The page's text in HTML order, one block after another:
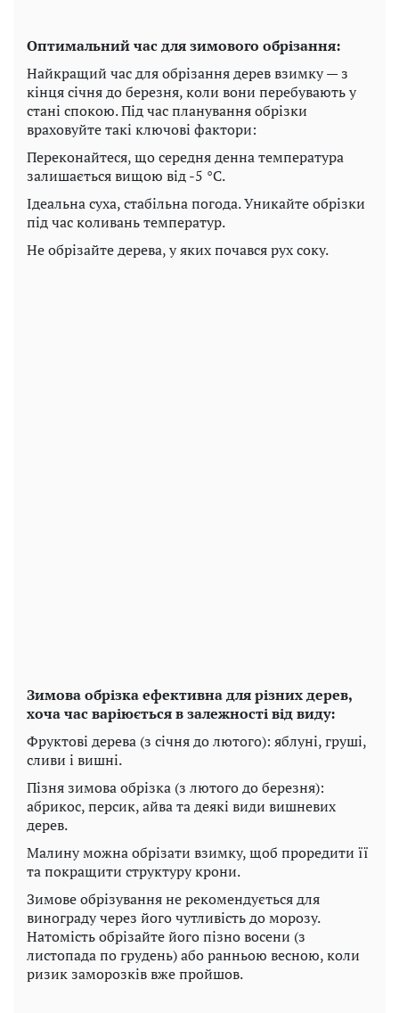
Оптимальний час для зимового обрізання:
Найкращий час для обрізання дерев взимку — з
кінця січня до березня, коли вони перебувають у
стані спокою. Під час планування обрізки
враховуйте такі ключові фактори:
Переконайтеся, що середня денна температура
залишається вищою від -5 °C.
Ідеальна суха, стабільна погода. Уникайте обрізки
під час коливань температур.
Не обрізайте дерева, у яких почався рух соку.
Зимова обрізка ефективна для різних дерев,
хоча час варіюється в залежності від виду:
Фруктові дерева (з січня до лютого): яблуні, груші,
сливи і вишні.
Пізня зимова обрізка (з лютого до березня):
абрикос, персик, айва та деякі види вишневих
дерев.
Малину можна обрізати взимку, щоб проредити її
та покращити структуру крони.
Зимове обрізування не рекомендується для
винограду через його чутливість до морозу.
Натомість обрізайте його пізно восени (з
листопада по грудень) або ранньою весною, коли
ризик заморозків вже пройшов.